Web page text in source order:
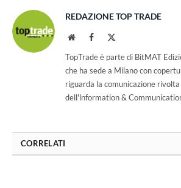
REDAZIONE TOP TRADE
WebsiteFacebook
TopTrade è parte di BitMAT
che ha sede a Milano con
riguarda la comunicazione
dell'lnformation &
CORRELATI